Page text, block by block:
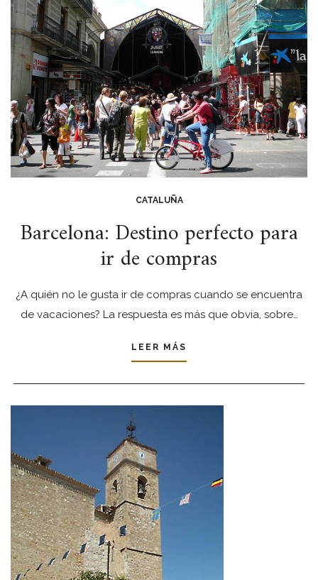
CATALUÑA
Barcelona: Destino perfecto para
ir de compras
¿A quién no le gusta ir de compras cuando se encuentra
de vacaciones? La respuesta es más que obvia, sobre…
LEER MÁS